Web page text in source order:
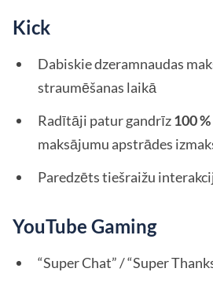
Kick
Dabiskie dzeramnaudas
straumēšanas laikā
Radītāji patur gandrīz100 %
maksājumu apstrādes
Paredzēts tiešraižu
YouTube Gaming
“Super Chat” / “Super